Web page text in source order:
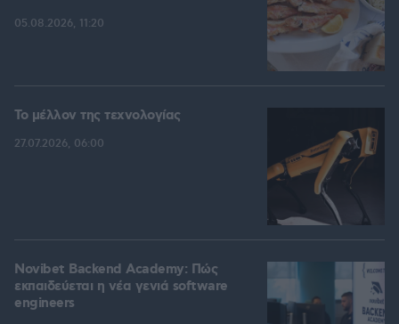
05.08.2026, 11:20
Το μέλλον της τεχνολογίας
27.07.2026, 06:00
Novibet Backend Academy: Πώς
εκπαιδεύεται η νέα γενιά software
engineers